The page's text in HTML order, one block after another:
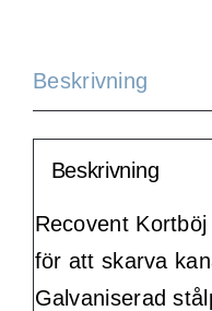
Beskrivning
Beskrivning
Recovent
för att skarva
Galvaniserad